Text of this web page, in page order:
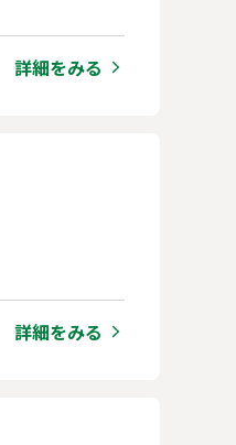
詳細をみる
詳細をみる